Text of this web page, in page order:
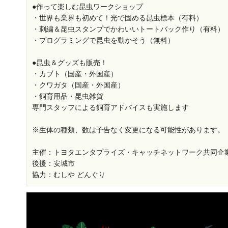
●作って楽しむ昆虫ワークショップ
・世界も業界も初めて！光で固める昆虫標本（有料）
・刺繍＆昆虫スタンプでかわいいトートバック作り（有料）
・プログラミングで昆虫を動かそう（無料）
●昆虫＆グッズも販売！
・カブト（国産・外国産）
・クワガタ（国産・外国産）
・飼育用品・昆虫雑貨
専門スタッフによる飼育アドバイスも実施します
※生体の種類、数は予告なく変更になる可能性があります。
主催：トヨタエンタプライズ・キャッチネットワーク共同企
後援：安城市
協力：むしや どんぐり